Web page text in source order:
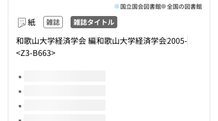
紙 雑誌 雑誌タイトル
和歌山大学経済学会 編和歌山大学経済学会2005-
<Z3-B663>
国立国会図書館 全国の図書館
このタイトルの巻号